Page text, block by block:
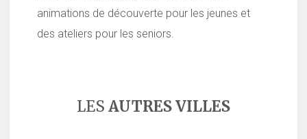
animations de découverte pour les jeunes et
des ateliers pour les seniors.
LES AUTRES VILLES